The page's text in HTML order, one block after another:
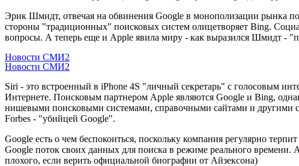
Эрик Шмидт, отвечая на обвинения Google в монополизации рынка
стороны "традиционных" поисковых систем олицетворяет Bing.
вопросы. А теперь еще и Apple явила миру - как выразился Шмидт -
Новости СМИ2
Новости СМИ2
Siri - это встроенный в iPhone 4S "личный секретарь" с голосовым
Интернете. Поисковым партнером Apple являются Google и Bing,
нишевыми поисковыми системами, справочными сайтами и другими
Forbes - "убийцей Google".
Google есть о чем беспокоиться, поскольку компания регулярно
Google поток своих данных для поиска в режиме реального времени.
плохого, если верить официальной биографии от Айзексона)